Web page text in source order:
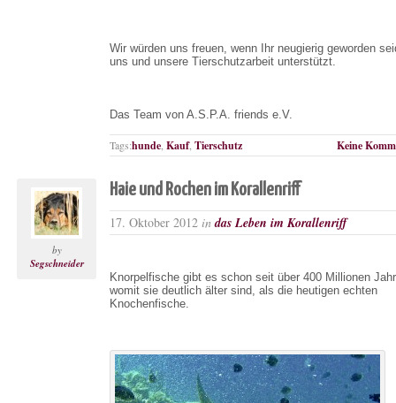
Wir würden uns freuen, wenn Ihr neugierig geworden
uns und unsere Tierschutzarbeit unterstützt.
Das Team von A.S.P.A. friends e.V.
Tags:hunde Kauf, Tierschutz Keine
by
Segschneider
Haie und Rochen im Korallenriff
17. Oktober 2012 indas Leben im Korallenriff
Knorpelfische gibt es schon seit über 400 Millionen
womit sie deutlich älter sind, als die heutigen echten
Knochenfische.